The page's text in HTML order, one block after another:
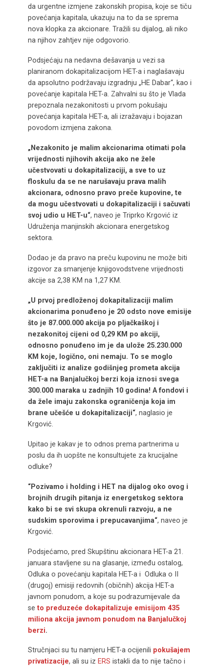
da urgentne izmjene zakonskih propisa, koje se tiču
povećanja kapitala, ukazuju na to da se sprema
nova klopka za akcionare. Tražili su dijalog, ali niko
na njihov zahtjev nije odgovorio.
Podsjećaju na nedavna dešavanja u vezi sa
planiranom dokapitalizacijom HET-a i naglašavaju
da apsolutno podržavaju izgradnju „HE Dabar“, kao i
povećanje kapitala HET-a. Zahvalni su što je Vlada
prepoznala nezakonitosti u prvom pokušaju
povećanja kapitala HET-a, ali izražavaju i bojazan
povodom izmjena zakona.
„Nezakonito je malim akcionarima otimati pola
vrijednosti njihovih akcija ako ne žele
učestvovati u dokapitalizaciji, a sve to uz
floskulu da se ne narušavaju prava malih
akcionara, odnosno pravo preče kupovine, te
da mogu učestvovati u dokapitalizaciji i sačuvati
svoj udio u HET-u“, naveo je Triprko Krgović iz
Udruženja manjinskih akcionara energetskog
sektora.
Dodao je da pravo na preču kupovinu ne može biti
izgovor za smanjenje knjigovodstvene vrijednosti
akcije sa 2,38 KM na 1,27 KM.
„U prvoj predloženoj dokapitalizaciji malim
akcionarima ponuđeno je 20 odsto nove emisije
što je 87.000.000 akcija po pljačkaškoj i
nezakonitoj cijeni od 0,29 KM po akciji,
odnosno ponuđeno im je da ulože 25.230.000
KM koje, logično, oni nemaju. To se moglo
zaključiti iz analize godišnjeg prometa akcija
HET-a na Banjalučkoj berzi koja iznosi svega
300.000 maraka u zadnjih 10 godina! A fondovi i
da žele imaju zakonska ograničenja koja im
brane učešće u dokapitalizaciji“, naglasio je
Krgović.
Upitao je kakav je to odnos prema partnerima u
poslu da ih uopšte ne konsultujete za krucijalne
odluke?
“Pozivamo i holding i HET na dijalog oko ovog i
brojnih drugih pitanja iz energetskog sektora
kako bi se svi skupa okrenuli razvoju, a ne
sudskim sporovima i prepucavanjima“, naveo je
Krgović.
Podsjećamo, pred Skupštinu akcionara HET-a 21.
januara stavljene su na glasanje, između ostalog,
Odluka o povećanju kapitala HET-a i Odluka o II
(drugoj) emisiji redovnih (običnih) akcija HET-a
javnom ponudom, a koje su podrazumijevale da
se to preduzeće dokapitalizuje emisijom 435
miliona akcija javnom ponudom na Banjalučkoj
berzi.
Stručnjaci su tu namjeru HET-a ocijenili pokušajem
privatizacije, ali su iz ERS istakli da to nije tačno i